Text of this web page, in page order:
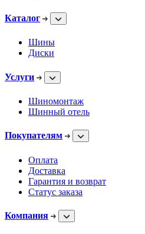
Каталог
Шины
Диски
Услуги
Шиномонтаж
Шинный отель
Покупателям
Оплата
Доставка
Гарантия и возврат
Статус заказа
Компания